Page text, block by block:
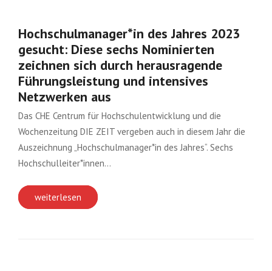
Hochschulmanager*in des Jahres 2023
gesucht: Diese sechs Nominierten
zeichnen sich durch herausragende
Führungsleistung und intensives
Netzwerken aus
Das CHE Centrum für Hochschulentwicklung und die
Wochenzeitung DIE ZEIT vergeben auch in diesem Jahr die
Auszeichnung „Hochschulmanager*in des Jahres“. Sechs
Hochschulleiter*innen…
weiterlesen